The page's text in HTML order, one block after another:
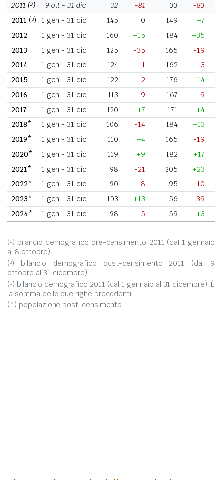
2011 (²) 9 ott - 31 dic 32 -81 33
-83
2011 (³) 1 gen - 31 dic 145 0 149
+7
2012
1 gen - 31 dic 160 +15 184
+35
2013
1 gen - 31 dic 125 -35 165
-19
2014
1 gen - 31 dic 124 -1 162
-3
2015
1 gen - 31 dic 122 -2 176
+14
2016
1 gen - 31 dic 113 -9 167
-9
2017
1 gen - 31 dic 120 +7 171
+4
2018*
1 gen - 31 dic 106 -14 184
+13
2019*
1 gen - 31 dic 110 +4 165
-19
2020*
1 gen - 31 dic 119 +9 182
+17
2021*
1 gen - 31 dic 98 -21 205
+23
2022*
1 gen - 31 dic 90 -8 195
-10
2023*
1 gen - 31 dic 103 +13 156
-39
2024*
1 gen - 31 dic 98 -5 159 +3
(¹) bilancio demografico pre-censimento 2011 (dal 1 gennaio
al 8 ottobre)
(²) bilancio demografico post-censimento 2011 (dal 9
ottobre al 31 dicembre)
(³) bilancio demografico 2011 (dal 1 gennaio al 31 dicembre). È
la somma delle due righe precedenti
(*) popolazione post-censimento